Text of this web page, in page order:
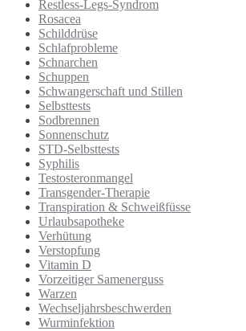
Restless-Legs-Syndrom
Rosacea
Schilddrüse
Schlafprobleme
Schnarchen
Schuppen
Schwangerschaft und Stillen
Selbsttests
Sodbrennen
Sonnenschutz
STD-Selbsttests
Syphilis
Testosteronmangel
Transgender-Therapie
Transpiration & Schweißfüsse
Urlaubsapotheke
Verhütung
Verstopfung
Vitamin D
Vorzeitiger Samenerguss
Warzen
Wechseljahrsbeschwerden
Wurminfektion